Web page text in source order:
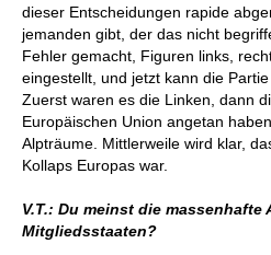
dieser Entscheidungen rapide
jemanden gibt, der das nicht
Fehler gemacht, Figuren links,
eingestellt, und jetzt kann die
Zuerst waren es die Linken, dann
Europäischen Union angetan
Alpträume. Mittlerweile wird klar,
Kollaps Europas war.
V.T.: Du meinst die massenhafte
Mitgliedsstaaten?